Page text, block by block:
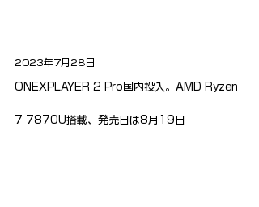
2023年7月28日
ONEXPLAYER 2 Pro国内投入。AMD Ryzen
7 7870U搭載、発売日は8月19日